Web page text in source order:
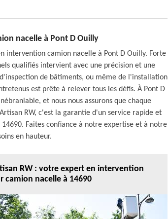
nacelle à Pont D Ouilly
intervention camion nacelle à Pont D Ouilly. Forte
qualifiés intervient avec une précision et une
de bâtiments, ou même de l'installation
est prête à relever tous les défis. À Pont D
et nous nous assurons que chaque
RW, c'est la garantie d'un service rapide et
Faites confiance à notre expertise et à notre
en hauteur.
RW : votre expert en intervention
camion nacelle à 14690